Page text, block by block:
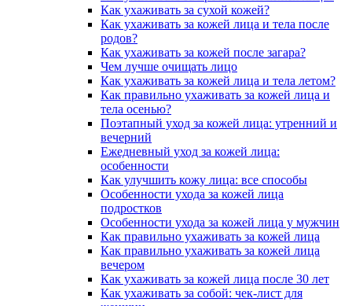
Как ухаживать за сухой кожей?
Как ухаживать за кожей лица и тела после
родов?
Как ухаживать за кожей после загара?
Чем лучше очищать лицо
Как ухаживать за кожей лица и тела летом?
Как правильно ухаживать за кожей лица и
тела осенью?
Поэтапный уход за кожей лица: утренний и
вечерний
Ежедневный уход за кожей лица:
особенности
Как улучшить кожу лица: все способы
Особенности ухода за кожей лица
подростков
Особенности ухода за кожей лица у мужчин
Как правильно ухаживать за кожей лица
Как правильно ухаживать за кожей лица
вечером
Как ухаживать за кожей лица после 30 лет
Как ухаживать за собой: чек-лист для